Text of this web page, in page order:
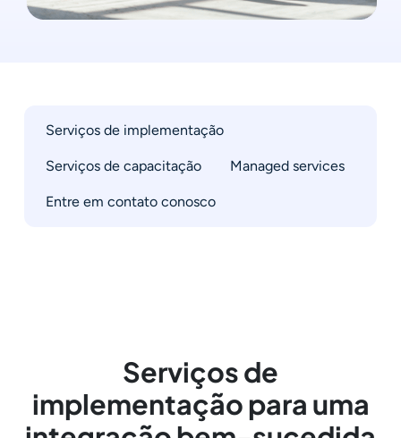
Serviços de implementação
Serviços de capacitação Managed services
Entre em contato conosco
Serviços de
implementação para uma